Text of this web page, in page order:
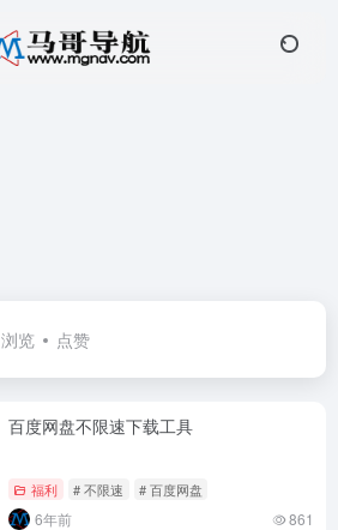
浏览 点赞
百度网盘不限速下载工具
福利 # 不限速 # 百度网盘
6年前 861